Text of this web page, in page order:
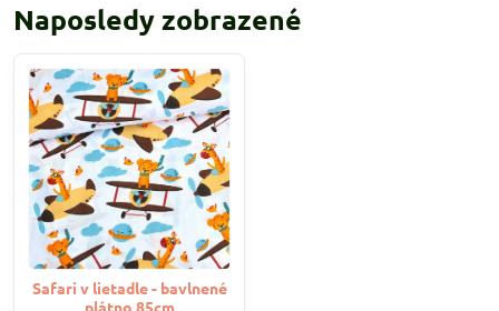
Naposledy zobrazené
Safari v lietadle - bavlnené
plátno 85cm